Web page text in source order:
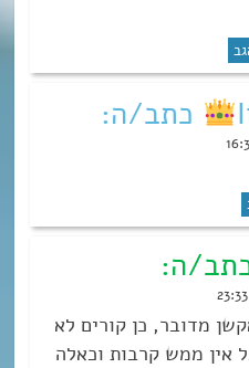
כתב/ה:
מדובר, כן קורים לא
אין ממש קרבות וכאלה